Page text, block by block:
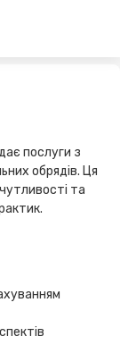
послуги з
обрядів. Ця
та